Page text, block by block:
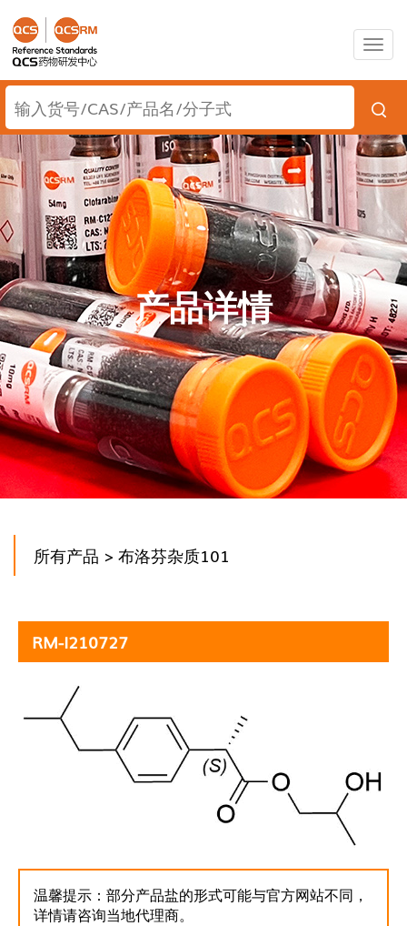
产品详情
所有产品 > 布洛芬杂质101
RM-I210727
温馨提示：部分产品盐的形式可能与官方网站不同，
详情请咨询当地代理商。